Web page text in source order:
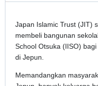
Japan Islamic Trust (JIT)
membeli bangunan
School Otsuka (IISO)
di Jepun.
Memandangkan